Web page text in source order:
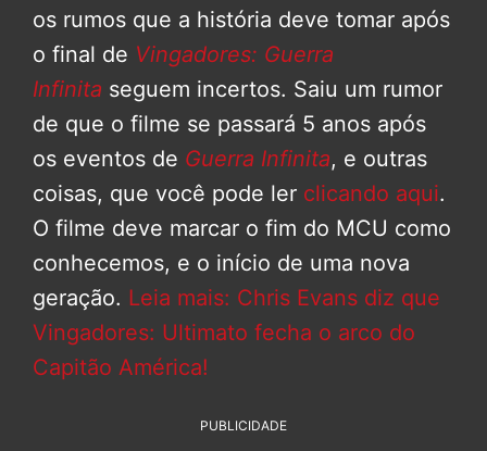
os rumos que a história deve tomar após
o final de Vingadores: Guerra
Infinita seguem incertos. Saiu um rumor
de que o filme se passará 5 anos após
os eventos de Guerra Infinita, e outras
coisas, que você pode ler clicando aqui.
O filme deve marcar o fim do MCU como
conhecemos, e o início de uma nova
geração. Leia mais: Chris Evans diz que
Vingadores: Ultimato fecha o arco do
Capitão América!
PUBLICIDADE